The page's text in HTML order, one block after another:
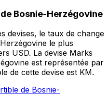
Bosnie-Herzégovine
devises, le taux de change
le plus
USD. La devise Marks
est représentée par
de cette devise est KM.
de Bosnie-